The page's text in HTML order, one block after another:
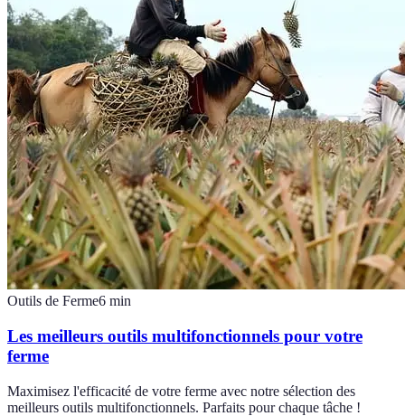
Outils de Ferme6 min
Les meilleurs outils multifonctionnels pour votre
ferme
Maximisez l'efficacité de votre ferme avec notre sélection des
meilleurs outils multifonctionnels. Parfaits pour chaque tâche !